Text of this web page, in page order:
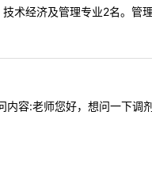
术经济及管理专业2名。管
:老师您好，想问一下调